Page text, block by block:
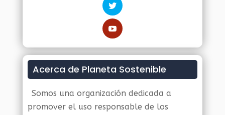
Acerca de Planeta Sostenible
Somos una organización dedicada a
promover el uso responsable de los